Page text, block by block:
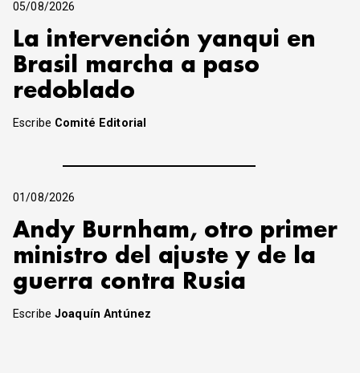
05/08/2026
La intervención yanqui en
Brasil marcha a paso
redoblado
Escribe Comité Editorial
01/08/2026
Andy Burnham, otro primer
ministro del ajuste y de la
guerra contra Rusia
EscribeJoaquín Antúnez